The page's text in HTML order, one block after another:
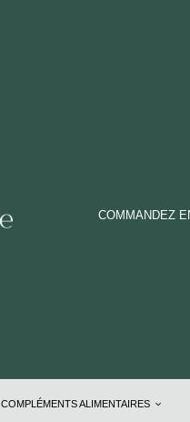
COMMANDEZ
COMPLÉMENTS ALIMENTAIRES